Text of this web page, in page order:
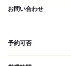
お問い合わせ
予約可否